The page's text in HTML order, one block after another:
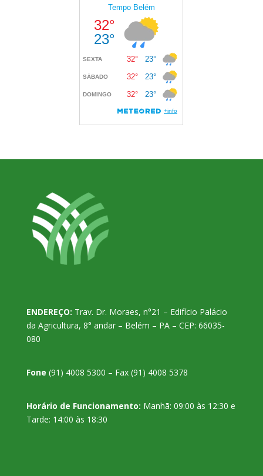
ENDEREÇO: Trav. Dr. Moraes, n°21 – Edifício Palácio
da Agricultura, 8° andar – Belém – PA – CEP: 66035-
080
Fone (91) 4008 5300 – Fax (91) 4008 5378
Horário de Funcionamento: Manhã: 09:00 às 12:30 e
Tarde: 14:00 às 18:30